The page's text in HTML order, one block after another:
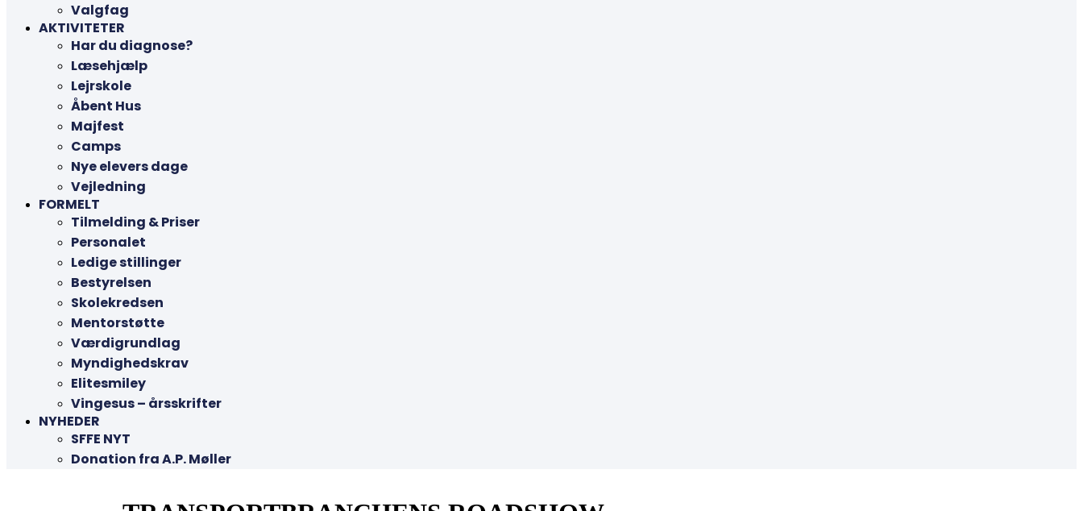
Valgfag
AKTIVITETER
Har du diagnose?
Læsehjælp
Lejrskole
Åbent Hus
Majfest
Camps
Nye elevers dage
Vejledning
FORMELT
Tilmelding & Priser
Personalet
Ledige stillinger
Bestyrelsen
Skolekredsen
Mentorstøtte
Værdigrundlag
Myndighedskrav
Elitesmiley
Vingesus – årsskrifter
NYHEDER
SFFE NYT
Donation fra A.P. Møller